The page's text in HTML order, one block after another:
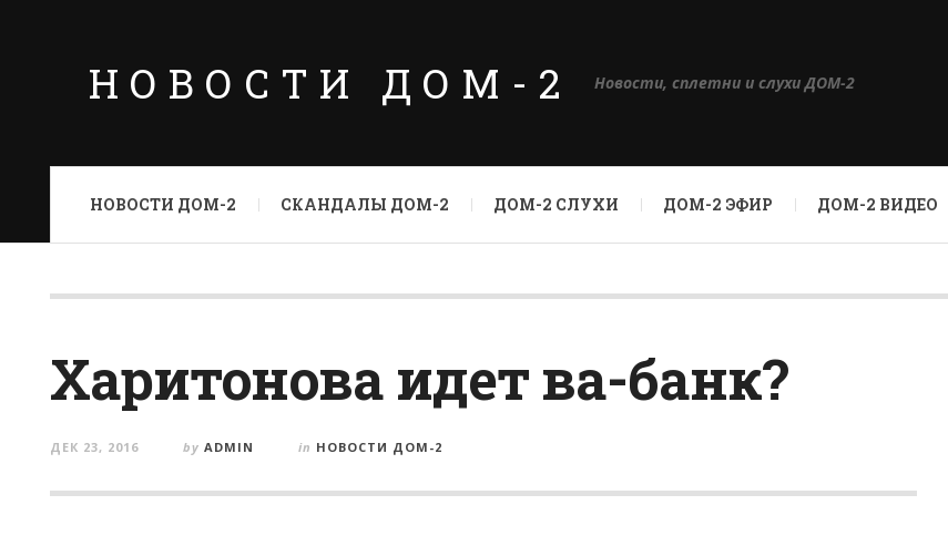
НОВОСТИ ДОМ-2 Новости, сплетни и слухи ДОМ-2
НОВОСТИ ДОМ-2 СКАНДАЛЫ ДОМ-2 ДОМ-2 СЛУХИ ДОМ-2 ЭФИР ДОМ-2 ВИДЕО
Харитонова идет ва-банк?
ДЕК 23, 2016 by ADMIN in НОВОСТИ ДОМ-2